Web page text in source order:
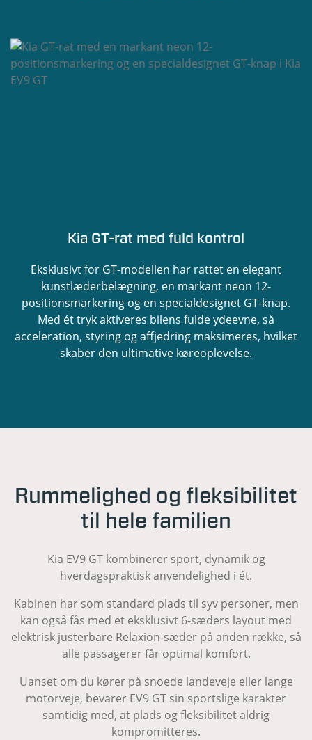
Kia GT-rat med fuld kontrol
Eksklusivt for GT-modellen har rattet en elegant
kunstlæderbelægning, en markant neon 12-
positionsmarkering og en specialdesignet GT-knap.
Med ét tryk aktiveres bilens fulde ydeevne, så
acceleration, styring og affjedring maksimeres, hvilket
skaber den ultimative køreoplevelse.
Rummelighed og fleksibilitet
til hele familien
Kia EV9 GT kombinerer sport, dynamik og
hverdagspraktisk anvendelighed i ét.
Kabinen har som standard plads til syv personer, men
kan også fås med et eksklusivt 6-sæders layout med
elektrisk justerbare Relaxion-sæder på anden række, så
alle passagerer får optimal komfort.
Uanset om du kører på snoede landeveje eller lange
motorveje, bevarer EV9 GT sin sportslige karakter
samtidig med, at plads og fleksibilitet aldrig
kompromitteres.